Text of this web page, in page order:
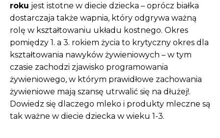
roku jest istotne w diecie dziecka – oprócz białka
dostarczaja także wapnia, który odgrywa ważną
rolę w kształtowaniu układu kostnego. Okres
pomiędzy 1. a 3. rokiem życia to krytyczny okres dla
kształtowania nawyków żywieniowych – w tym
czasie zachodzi zjawisko programowania
żywieniowego, w którym prawidłowe zachowania
żywieniowe mają szansę utrwalić się na dłużej!.
Dowiedz się dlaczego mleko i produkty mleczne są
tak ważne w diecie dziecka w wieku 1-3.